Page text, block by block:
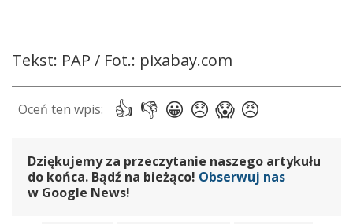
Tekst: PAP / Fot.: pixabay.com
Dziękujemy za przeczytanie naszego artykułu
do końca. Bądź na bieżąco! Obserwuj nas
w Google News!